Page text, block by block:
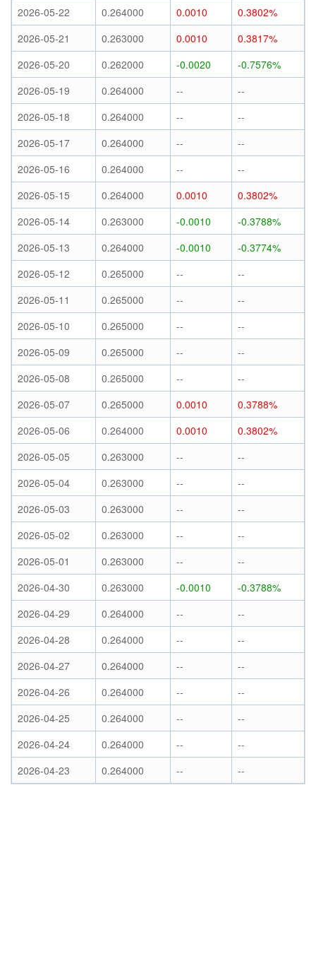
2026-05-22
0.264000 0.0010
0.3802%
2026-05-21
0.263000 0.0010
0.3817%
2026-05-20
0.262000 -0.0020
-0.7576%
2026-05-19
0.264000 --
--
2026-05-18
0.264000 --
--
2026-05-17
0.264000 --
--
2026-05-16
0.264000 --
--
2026-05-15
0.264000 0.0010
0.3802%
2026-05-14
0.263000 -0.0010
-0.3788%
2026-05-13
0.264000 -0.0010
-0.3774%
2026-05-12
0.265000 --
--
2026-05-11
0.265000 --
--
2026-05-10
0.265000 --
--
2026-05-09
0.265000 --
--
2026-05-08
0.265000 --
--
2026-05-07
0.265000 0.0010
0.3788%
2026-05-06
0.264000 0.0010
0.3802%
2026-05-05
0.263000 --
--
2026-05-04
0.263000 --
--
2026-05-03
0.263000 --
--
2026-05-02
0.263000 --
--
2026-05-01
0.263000 --
--
2026-04-30
0.263000 -0.0010
-0.3788%
2026-04-29
0.264000 --
--
2026-04-28
0.264000 --
--
2026-04-27
0.264000 --
--
2026-04-26
0.264000 --
--
2026-04-25
0.264000 --
--
2026-04-24
0.264000 --
--
2026-04-23
0.264000 -- --